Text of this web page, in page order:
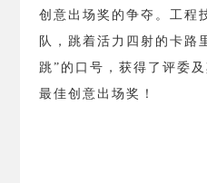
创意出场奖的争夺。工程
队，跳着活力四射的卡路
跳”的口号，获得了评委
最佳创意出场奖！